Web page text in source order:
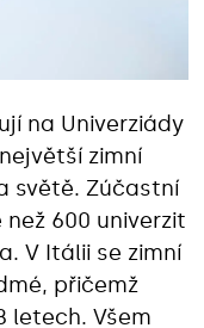
na Univerziády
zimní
světě. Zúčastní
600 univerzit
V Itálii se zimní
přičemž
letech. Všem